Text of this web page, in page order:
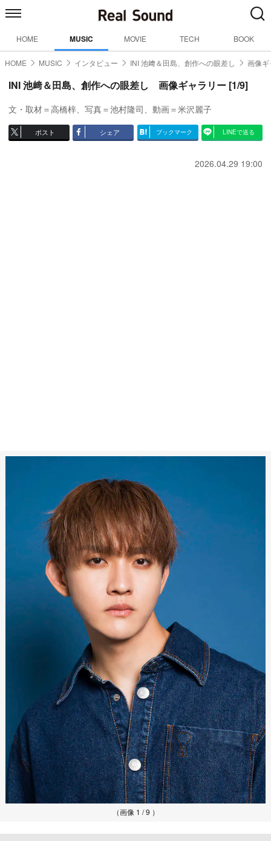
HOME MUSIC MOVIE TECH BOOK
HOME MUSIC インタビュー INI 池﨑＆田島、創作への眼差し 画像
INI 池﨑＆田島、創作への眼差し 画像ギャラリー [1/9]
文・取材＝高橋梓、写真＝池村隆司、動画＝米沢麗子
ポスト シェア ブックマーク LINEで送る
2026.04.29 19:00
（画像 1 / 9 ）